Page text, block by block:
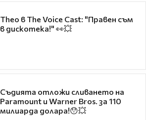
Theo в The Voice Cast: "Правен съм
в дискотека!" 👀💥
Съдията отложи сливането на
Paramount и Warner Bros. за 110
милиарда долара!😯💥